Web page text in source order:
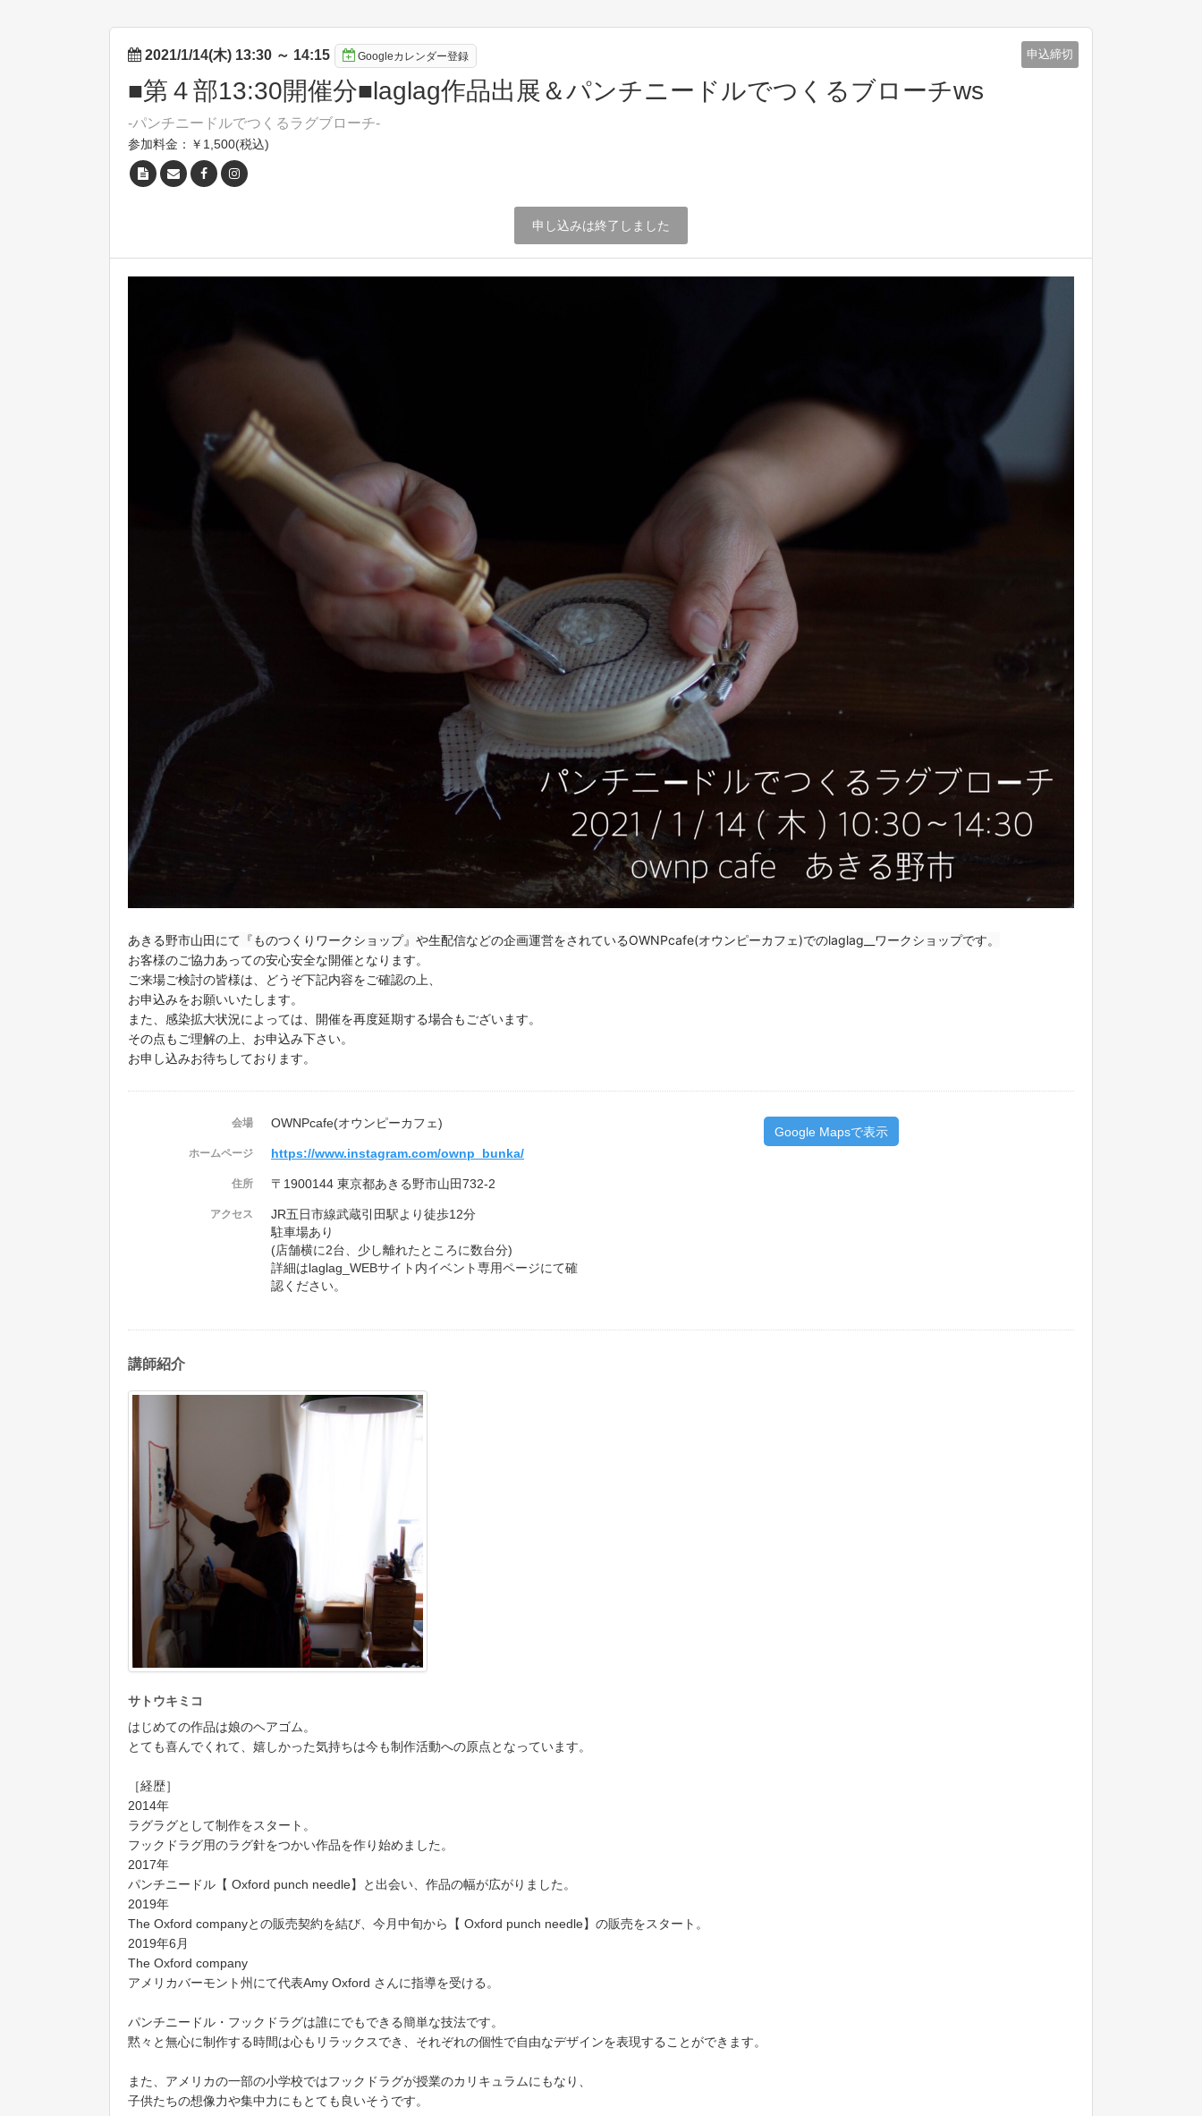
2021/1/14(木) 13:30 ～ 14:15 Googleカレンダー登録 申込締切
■第４部13:30開催分■laglag作品出展＆パンチニードルでつくるブローチws
-パンチニードルでつくるラグブローチ -
参加料金：￥1,500(税込)
申し込みは終了しました
あきる野市山田にて 『ものつくりワークショップ』や生配信などの企画運営をされているOWNPcafe(オウンピーカフェ)でのlaglag__ワークショップです。
お客様のご協力あっての安心安全な開催となります。
ご来場ご検討の皆様は、
どうぞ下記内容をご確認の上、
お申込みをお願いいたします。
また、感染拡大状況によっては、
開催を再度延期する場合もございます。
その点もご理解の上、お申込み下さい。
お申し込みお待ちしております。
会場 OWNPcafe(オウンピーカフェ)
ホームページ https://www.instagram.com/ownp_bunka/
住所 〒1900144 東京都あきる野市山田732-2
アクセス
JR五日市線武蔵引田駅より徒歩12分
駐車場あり
(店舗横に2台、少し離れたところに数台分)
詳細はlaglag_WEBサイト内イベント専用ページにて確
認ください。
Google Mapsで表示
講師紹介
サトウキミコ
はじめての作品は娘のヘアゴム。
とても喜んでくれて、嬉しかった気持ちは今も制作活動への原点となっています。
［経歴］
2014年
ラグラグとして制作をスタート。
フックドラグ用のラグ針をつかい作品を作り始めました。
2017年
パンチニードル【 Oxford punch needle】と出会い、作品の幅が広がりました。
2019年
The Oxford companyとの販売契約を結び、今月中旬から【 Oxford punch needle】の販売をスタート。
2019年6月
The Oxford company
アメリカバーモント州にて代表Amy Oxford さんに指導を受ける。
パンチニードル・フックドラグは誰にでもできる簡単な技法です。
黙々と無心に制作する時間は心もリラックスでき、それぞれの個性で自由なデザインを表現することができます。
また、アメリカの一部の小学校ではフックドラグが授業のカリキュラムにもなり、
子供たちの想像力や集中力にもとても良いそうです。